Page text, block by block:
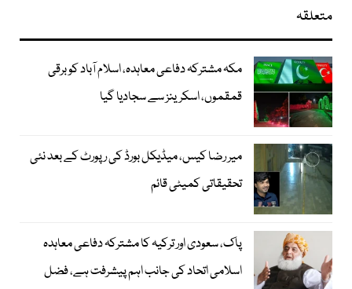
متعلقہ
مکہ مشترکہ دفاعی معاہدہ، اسلام آباد کو برقی
قمقموں، اسکرینز سے سجادیا گیا
میر رضا کیس، میڈیکل بورڈ کی رپورٹ کے بعد نئی
تحقیقاتی کمیٹی قائم
پاک، سعودی اور ترکیہ کا مشترکہ دفاعی معاہدہ
اسلامی اتحاد کی جانب اہم پیشرفت ہے، فضل